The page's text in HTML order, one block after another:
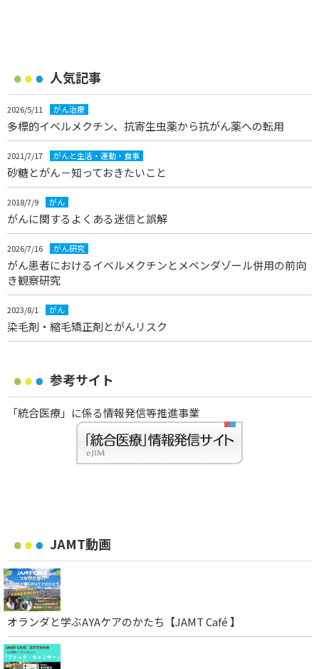
人気記事
2026/5/11 がん治療
多標的イベルメクチン、抗寄生虫薬から抗がん薬への転用
2021/7/17 がんと生活・運動・食事
砂糖とがん－知っておきたいこと
2018/7/9 がん
がんに関するよくある迷信と誤解
2026/7/16 がん研究
がん患者におけるイベルメクチンとメベンダゾール併用の前向
き観察研究
2023/8/1 がん
染毛剤・縮毛矯正剤とがんリスク
参考サイト
「統合医療」に係る情報発信等推進事業
JAMT動画
オランダと学ぶAYAケアのかたち【JAMT Café 】